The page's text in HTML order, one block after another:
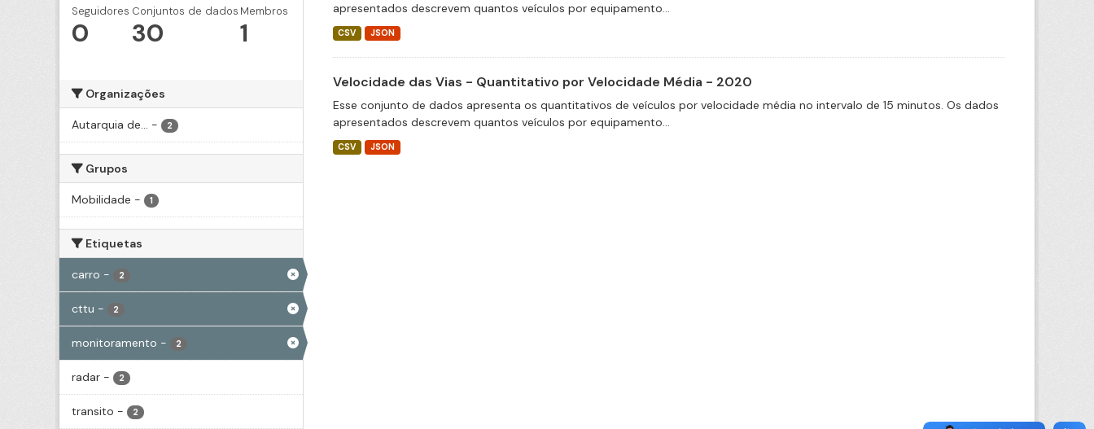
Seguidores
0
Conjuntos de dados
30
Membros
1
Organizações
Autarquia de... - 2
Grupos
Mobilidade - 1
Etiquetas
carro - 2
cttu - 2
monitoramento - 2
radar - 2
transito - 2
apresentados descrevem quantos veículos por equipamento...
CSV JSON
Velocidade das Vias - Quantitativo por Velocidade Média - 2020
Esse conjunto de dados apresenta os quantitativos de veículos por velocidade média no intervalo de 15 minutos. Os dados
apresentados descrevem quantos veículos por equipamento...
CSV JSON